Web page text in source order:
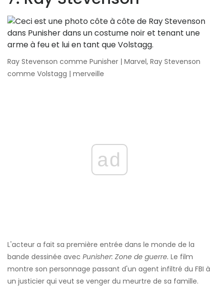
Ray Stevenson comme Punisher | Marvel, Ray Stevenson
comme Volstagg | merveille
ad
L'acteur a fait sa première entrée dans le monde de la
bande dessinée avec Punisher: Zone de guerre. Le film
montre son personnage passant d'un agent infiltré du FBI à
un justicier qui veut se venger du meurtre de sa famille.